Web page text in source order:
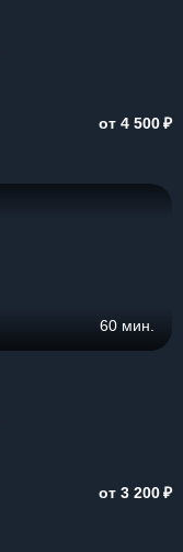
от 4 500₽
60 мин.
от 3 200₽